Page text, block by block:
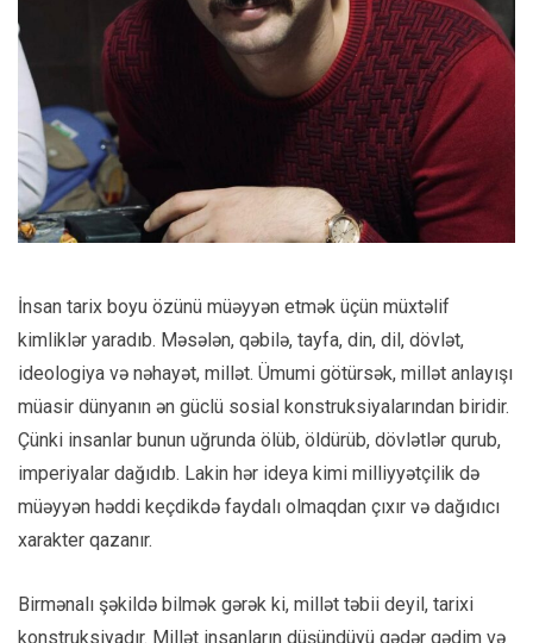
İnsan tarix boyu özünü müəyyən etmək üçün müxtəlif
kimliklər yaradıb. Məsələn, qəbilə, tayfa, din, dil, dövlət,
ideologiya və nəhayət, millət. Ümumi götürsək, millət anlayışı
müasir dünyanın ən güclü sosial konstruksiyalarından biridir.
Çünki insanlar bunun uğrunda ölüb, öldürüb, dövlətlər qurub,
imperiyalar dağıdıb. Lakin hər ideya kimi milliyyətçilik də
müəyyən həddi keçdikdə faydalı olmaqdan çıxır və dağıdıcı
xarakter qazanır.
Birmənalı şəkildə bilmək gərək ki, millət təbii deyil, tarixi
konstruksiyadır. Millət insanların düşündüyü qədər qədim və